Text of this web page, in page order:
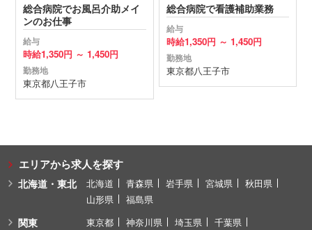
総合病院でお風呂介助メイ
ンのお仕事
給与
時給1,350円 ～ 1,450円
勤務地
東京都八王子市
総合病院で看護補助業務
給与
時給1,350円 ～ 1,450円
勤務地
東京都八王子市
エリアから求人を探す
北海道・東北 北海道 青森県 岩手県 宮城県
秋田県
山形県
福島県
関東 東京都 神奈川県 埼玉県
千葉県